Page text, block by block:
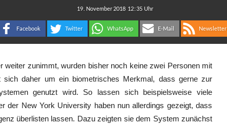
:
Facebook Twitter WhatsApp E-Mail Newsletter
zunimmt, wurden bisher noch keine zwei Personen mit
sich daher um ein biometrisches Merkmal, dass gerne zur
genutzt wird. So lassen sich beispielsweise viele
der New York University haben nun allerdings gezeigt, dass
überlisten lassen. Dazu zeigten sie dem System zunächst